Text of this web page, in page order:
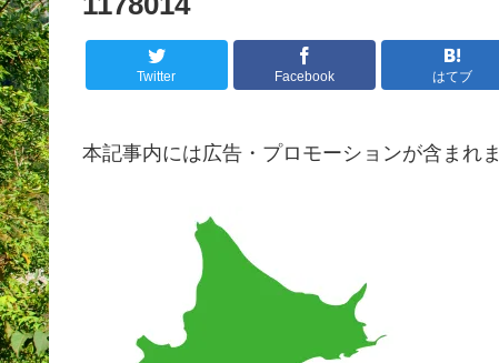
Twitter Facebook はてブ
本記事内には広告・プロモーションが含まれま